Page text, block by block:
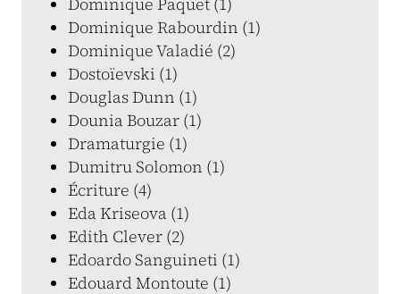
Dominique Rabourdin (1)
Dominique Valadié (2)
Dostoïevski (1)
Douglas Dunn (1)
Dounia Bouzar (1)
Dramaturgie (1)
Dumitru Solomon (1)
Écriture (4)
Eda Kriseova (1)
Edith Clever (2)
Edoardo Sanguineti (1)
Edouard Montoute (1)